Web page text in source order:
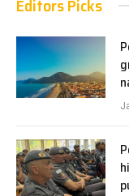
Editors Picks